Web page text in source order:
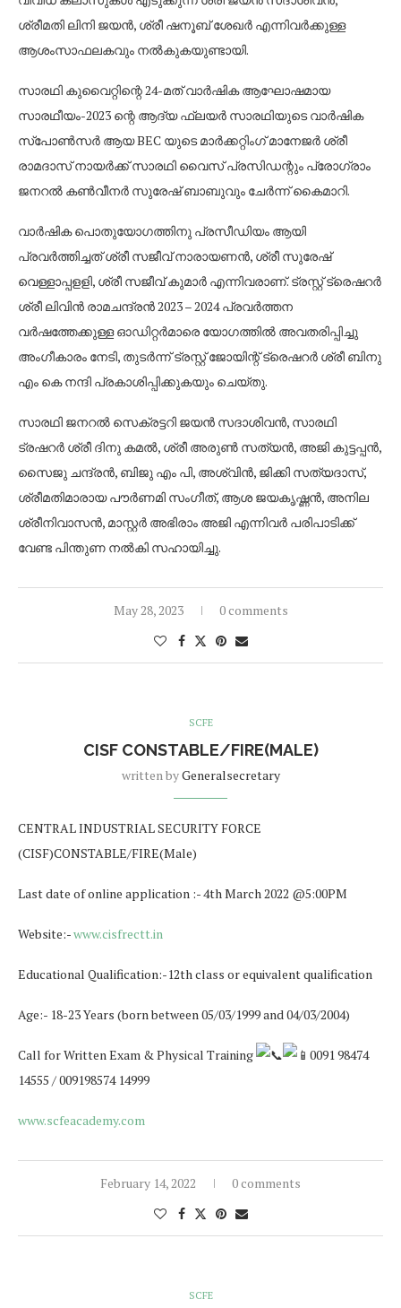
ശ്രീമതി ലിനി ജയൻ, ശ്രീ ഷനൂബ് ശേഖർ എന്നിവർക്കുള്ള
ആശംസാഫലകവും നൽകുകയുണ്ടായി.
സാരഥി കുവൈറ്റിന്റെ 24-മത് വാർഷിക ആഘോഷമായ
സാരഥീയം-2023 ന്റെ ആദ്യ ഫ്ലയർ സാരഥിയുടെ വാർഷിക
സ്പോൺസർ ആയ BEC യുടെ മാർക്കറ്റിംഗ് മാനേജർ ശ്രീ
രാമദാസ് നായർക്ക് സാരഥി വൈസ് പ്രസിഡന്റും പ്രോഗ്രാം
ജനറൽ കൺവീനർ സുരേഷ് ബാബുവും ചേർന്ന് കൈമാറി.
വാർഷിക പൊതുയോഗത്തിനു പ്രസീഡിയം ആയി
പ്രവർത്തിച്ചത് ശ്രീ സജീവ് നാരായണൻ, ശ്രീ സുരേഷ്
വെള്ളാപ്പളളി, ശ്രീ സജീവ് കുമാർ എന്നിവരാണ്. ട്രസ്റ്റ് ട്രെഷറർ
ശ്രീ ലിവിൻ രാമചന്ദ്രൻ 2023 – 2024 പ്രവർത്തന
വർഷത്തേക്കുള്ള ഓഡിറ്റർമാരെ യോഗത്തിൽ അവതരിപ്പിച്ചു
അംഗീകാരം നേടി, തുടർന്ന് ട്രസ്റ്റ് ജോയിന്റ് ട്രെഷറർ ശ്രീ ബിനു
എം കെ നന്ദി പ്രകാശിപ്പിക്കുകയും ചെയ്തു.
സാരഥി ജനറൽ സെക്രട്ടറി ജയൻ സദാശിവൻ, സാരഥി
ട്രഷറർ ശ്രീ ദിനു കമൽ, ശ്രീ അരുൺ സത്യൻ, അജി കുട്ടപ്പൻ,
സൈജു ചന്ദ്രൻ, ബിജു എം പി, അശ്വിൻ, ജിക്കി സത്യദാസ്,
ശ്രീമതിമാരായ പൗർണമി സംഗീത്, ആശ ജയകൃഷ്ണൻ, അനില
ശ്രീനിവാസൻ, മാസ്റ്റർ അഭിരാം അജി എന്നിവർ പരിപാടിക്ക്
വേണ്ട പിന്തുണ നൽകി സഹായിച്ചു.
May 28, 2023 0 comments
SCFE
CISF CONSTABLE/FIRE(MALE)
written byGeneralsecretary
CENTRAL INDUSTRIAL SECURITY FORCE
(CISF)CONSTABLE/FIRE(Male)
Last date of online application :- 4th March 2022 @5:00PM
Website:-www.cisfrectt.in
Educational Qualification:-12th class or equivalent qualification
Age:- 18-23 Years (born between 05/03/1999 and 04/03/2004)
Call for Written Exam & Physical Training
0091 98474
14555 / 009198574 14999
www.scfeacademy.com
February 14, 2022 0 comments
SCFE